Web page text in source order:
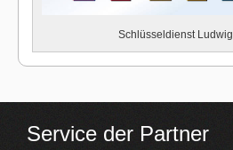
Schlüsseldienst Ludwig
Service der Partner